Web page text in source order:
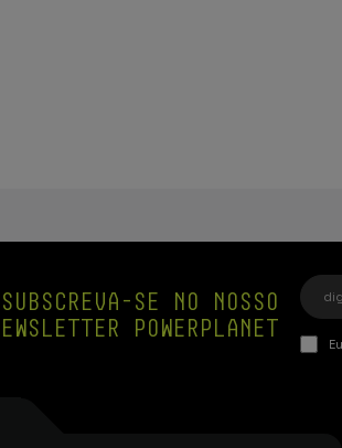
SUBSCREVA-SE NO NOSSO
POWERPLANET